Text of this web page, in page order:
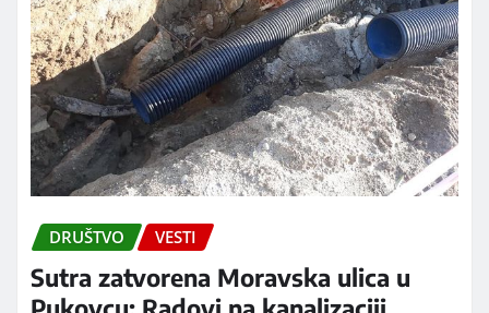
DRUŠTVO VESTI
Sutra zatvorena Moravska ulica u